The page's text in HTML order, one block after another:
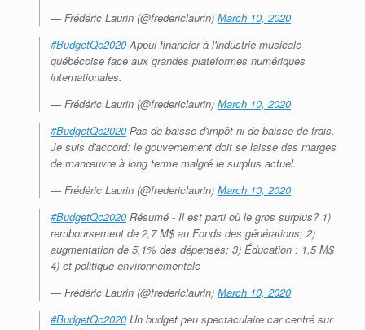
— Frédéric Laurin (@fredericlaurin) March 10, 2020
#BudgetQc2020Appui financier à l'industrie musicale
québécoise face aux grandes plateformes numériques
internationales.
— Frédéric Laurin (@fredericlaurin) March 10, 2020
#BudgetQc2020 Pas de baisse d'impôt ni de baisse de frais.
Je suis d'accord: le gouvernement doit se laisse des marges
de manœuvre à long terme malgré le surplus actuel.
— Frédéric Laurin (@fredericlaurin) March 10, 2020
#BudgetQc2020 Résumé - Il est parti où le gros surplus? 1)
remboursement de 2,7 M$ au Fonds des générations; 2)
augmentation de 5,1% des dépenses; 3) Éducation : 1,5 M$
4) et politique environnementale
— Frédéric Laurin (@fredericlaurin) March 10, 2020
#BudgetQc2020 Un budget peu spectaculaire car centré sur